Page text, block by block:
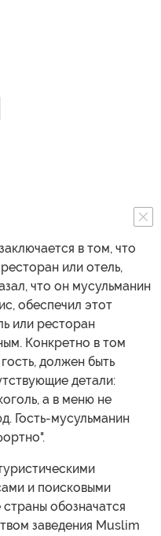
в том, что
или отель,
что он мусульманин
обеспечил этот
или ресторан
Конкретно в том
должен быть
детали:
а в меню не
Гость-мусульманин
и поисковыми
обозначатся
заведения Muslim